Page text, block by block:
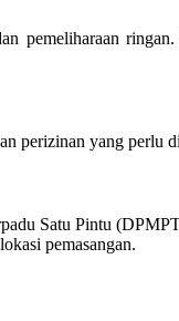
pemeliharaan
perizinan yang perlu
Satu Pintu
pemasangan.